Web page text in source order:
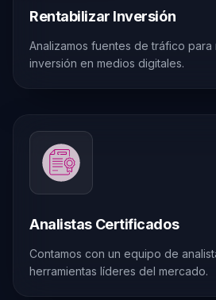
Rentabilizar Inversión
Analizamos fuentes de tráfico para
inversión en medios digitales.
Analistas Certificados
Contamos con un equipo de
herramientas líderes del mercado.